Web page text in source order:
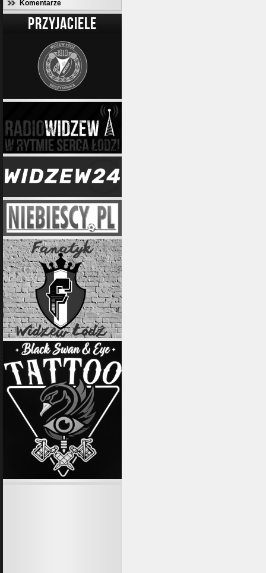
Komentarze
PRZYJACIELE